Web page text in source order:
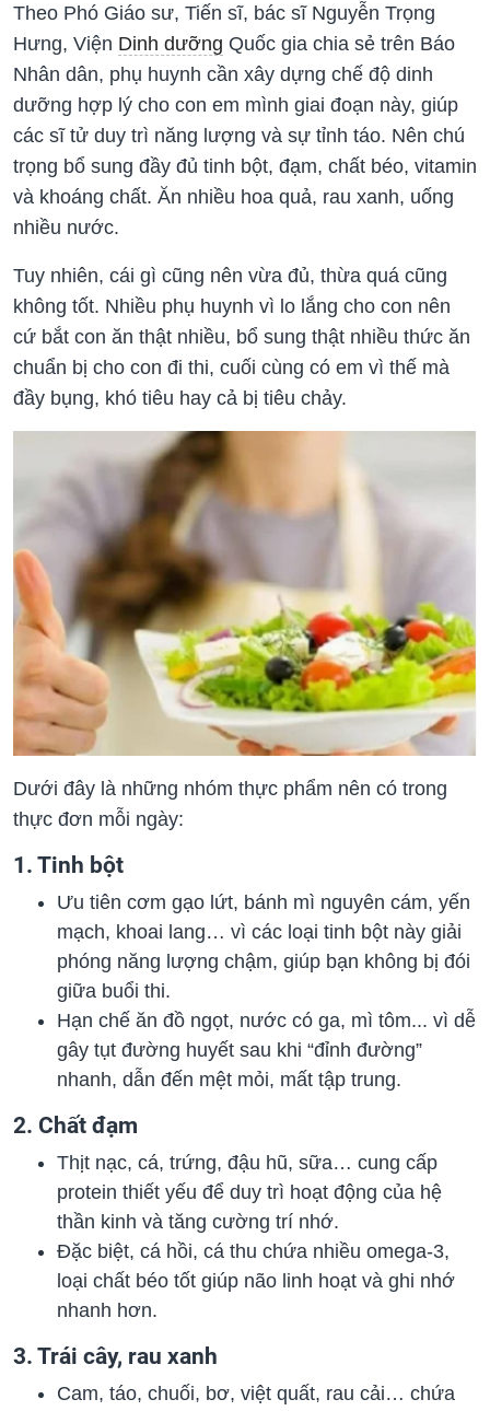
Theo Phó Giáo sư, Tiến sĩ, bác sĩ Nguyễn Trọng
Hưng, Viện Dinh dưỡng Quốc gia chia sẻ trên Báo
Nhân dân, phụ huynh cần xây dựng chế độ dinh
dưỡng hợp lý cho con em mình giai đoạn này, giúp
các sĩ tử duy trì năng lượng và sự tỉnh táo. Nên chú
trọng bổ sung đầy đủ tinh bột, đạm, chất béo, vitamin
và khoáng chất. Ăn nhiều hoa quả, rau xanh, uống
nhiều nước.
Tuy nhiên, cái gì cũng nên vừa đủ, thừa quá cũng
không tốt. Nhiều phụ huynh vì lo lắng cho con nên
cứ bắt con ăn thật nhiều, bổ sung thật nhiều thức ăn
chuẩn bị cho con đi thi, cuối cùng có em vì thế mà
đầy bụng, khó tiêu hay cả bị tiêu chảy.
Dưới đây là những nhóm thực phẩm nên có trong
thực đơn mỗi ngày:
1. Tinh bột
Ưu tiên cơm gạo lứt, bánh mì nguyên cám, yến
mạch, khoai lang… vì các loại tinh bột này giải
phóng năng lượng chậm, giúp bạn không bị đói
giữa buổi thi.
Hạn chế ăn đồ ngọt, nước có ga, mì tôm... vì dễ
gây tụt đường huyết sau khi “đỉnh đường”
nhanh, dẫn đến mệt mỏi, mất tập trung.
2. Chất đạm
Thịt nạc, cá, trứng, đậu hũ, sữa… cung cấp
protein thiết yếu để duy trì hoạt động của hệ
thần kinh và tăng cường trí nhớ.
Đặc biệt, cá hồi, cá thu chứa nhiều omega-3,
loại chất béo tốt giúp não linh hoạt và ghi nhớ
nhanh hơn.
3. Trái cây, rau xanh
Cam, táo, chuối, bơ, việt quất, rau cải… chứa